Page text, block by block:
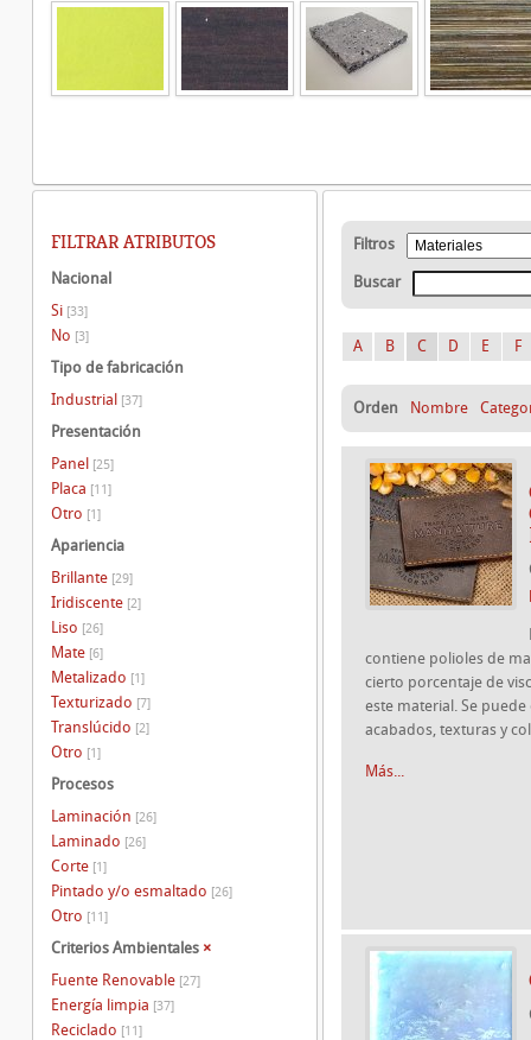
Filtros
Buscar
A B C D E F
Orden Nombre
contiene polioles de
cierto porcentaje de
este material. Se
acabados, texturas y
Más...
FILTRAR ATRIBUTOS
Nacional
Si [33]
No [3]
Tipo de fabricación
Industrial [37]
Presentación
Panel [25]
Placa [11]
Otro [1]
Apariencia
Brillante [29]
Iridiscente [2]
Liso [26]
Mate [6]
Metalizado [1]
Texturizado [7]
Translúcido [2]
Otro [1]
Procesos
Laminación [26]
Laminado [26]
Corte [1]
Pintado y/o esmaltado [26]
Otro [11]
Criterios Ambientales ×
Fuente Renovable [27]
Energía limpia [37]
Reciclado [11]